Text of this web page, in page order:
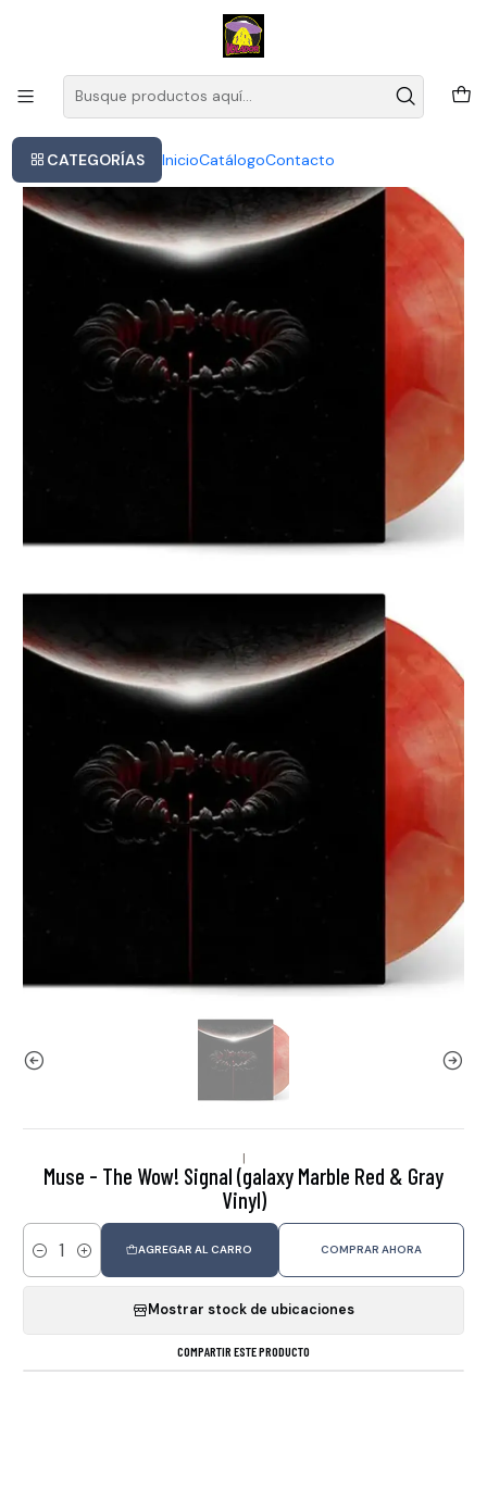
CATEGORÍAS InicioCatálogoContacto
Este es el texto del slide
|
Muse - The Wow! Signal (galaxy Marble Red & Gray
Vinyl)
Cantidad
AGREGAR AL CARRO COMPRAR AHORA
Mostrar stock de ubicaciones
COMPARTIR ESTE PRODUCTO